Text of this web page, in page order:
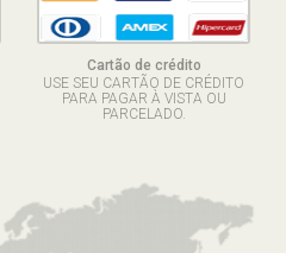
Cartão de crédito
USE SEU CARTÃO DE CRÉDITO
PARA PAGAR À VISTA OU
PARCELADO.